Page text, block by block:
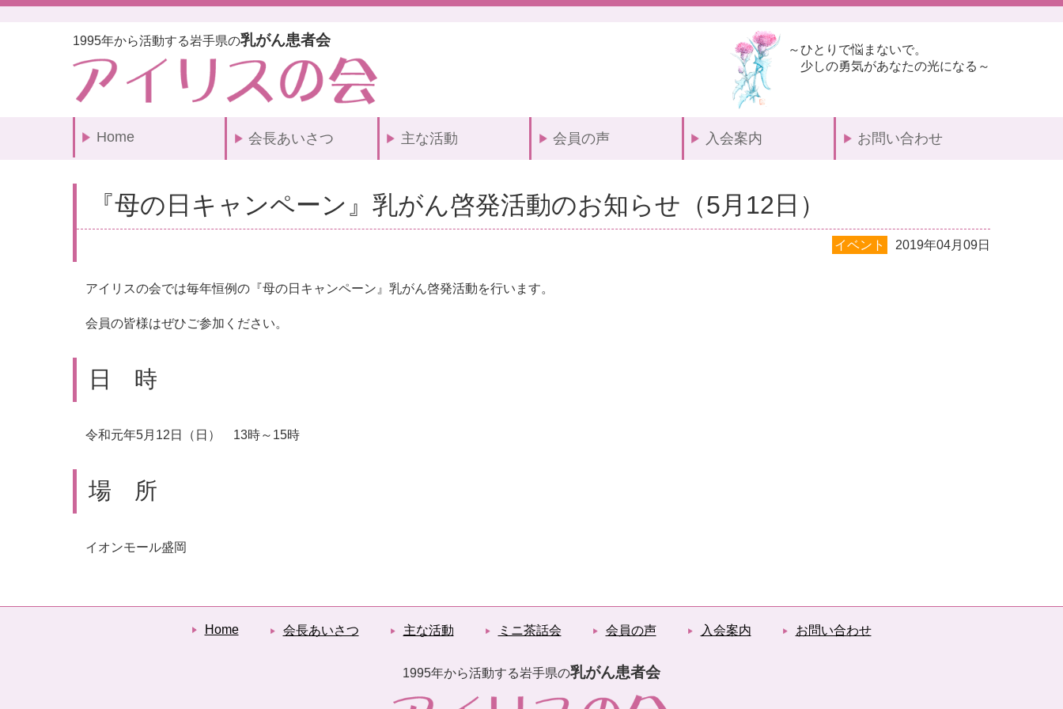
1995年から活動する岩手県の乳がん患者会
～ひとりで悩まないで。
少しの勇気があなたの光になる～
Home 会長あいさつ 主な活動 会員の声 入会案内 お問い合わせ
『母の日キャンペーン』乳がん啓発活動のお知らせ（5月12日）
イベント 2019年04月09日
アイリスの会では毎年恒例の『母の日キャンペーン』乳がん啓発活動を行います。
会員の皆様はぜひご参加ください。
日 時
令和元年5月12日（日） 13時～15時
場 所
イオンモール盛岡
Home 会長あいさつ 主な活動 ミニ茶話会 会員の声 入会案内 お問い合わせ
1995年から活動する岩手県の乳がん患者会